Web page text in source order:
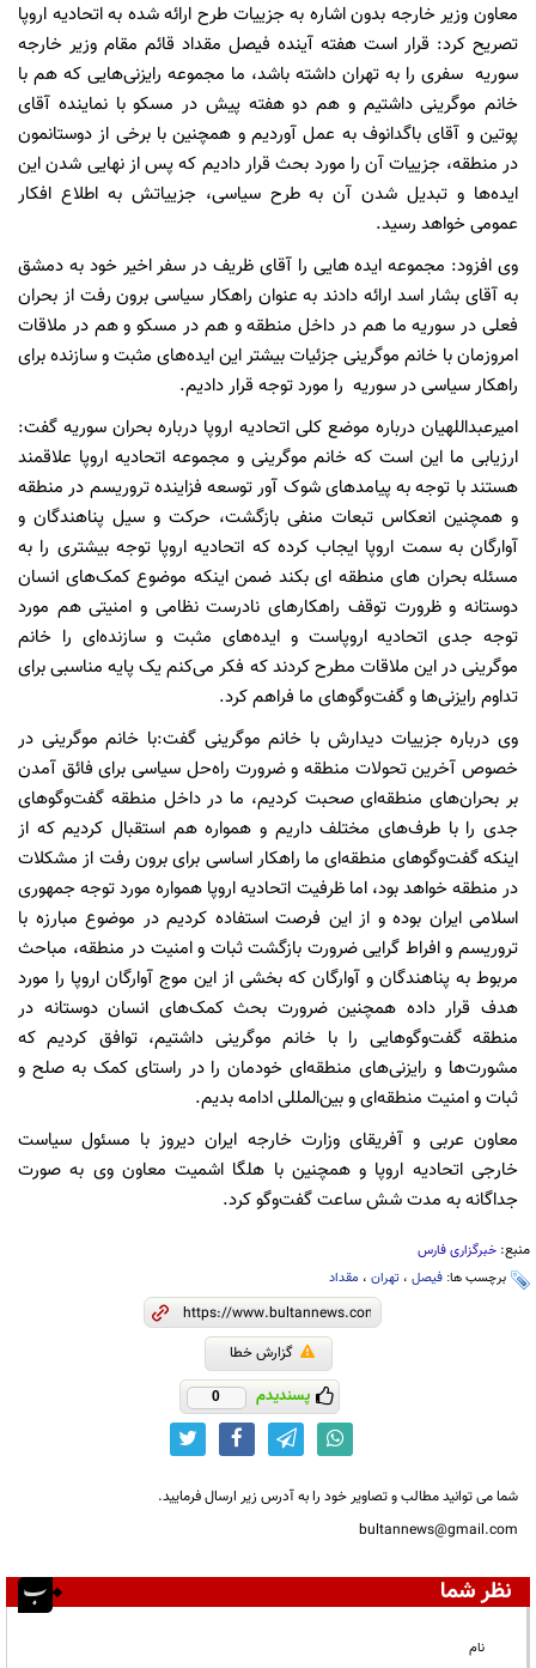
معاون وزیر خارجه بدون اشاره به جزییات طرح ارائه شده به اتحادیه اروپا
تصریح کرد: قرار است هفته آینده فیصل مقداد قائم مقام وزیر خارجه
سوریه سفری را به تهران داشته باشد، ما مجموعه رایزنی‌هایی که هم با
خانم موگرینی داشتیم و هم دو هفته پیش در مسکو با نماینده آقای
پوتین و آقای باگدانوف به عمل آوردیم و همچنین با برخی از دوستانمون
در منطقه، جزییات آن را مورد بحث قرار دادیم که پس از نهایی شدن این
ایده‌ها و تبدیل شدن آن به طرح سیاسی، جزییاتش به اطلاع افکار
عمومی خواهد رسید.
وی افزود: مجموعه ایده هایی را آقای ظریف در سفر اخیر خود به دمشق
به آقای بشار اسد ارائه دادند به عنوان راهکار سیاسی برون رفت از بحران
فعلی در سوریه ما هم در داخل منطقه و هم در مسکو و هم در ملاقات
امروزمان با خانم موگرینی جزئیات بیشتر این ایده‌های مثبت و سازنده برای
راهکار سیاسی در سوریه را مورد توجه قرار دادیم.
امیرعبداللهیان درباره موضع کلی اتحادیه اروپا درباره بحران سوریه گفت:
ارزیابی ما این است که خانم موگرینی و مجموعه اتحادیه اروپا علاقمند
هستند با توجه به پیامدهای شوک آور توسعه فزاینده تروریسم در منطقه
و همچنین انعکاس تبعات منفی بازگشت، حرکت و سیل پناهندگان و
آوارگان به سمت اروپا ایجاب کرده که اتحادیه اروپا توجه بیشتری را به
مسئله بحران های منطقه ای بکند ضمن اینکه موضوع کمک‌های انسان
دوستانه و ظرورت توقف راهکارهای نادرست نظامی و امنیتی هم مورد
توجه جدی اتحادیه اروپاست و اید‌ه‌های مثبت و سازنده‌ای را خانم
موگرینی در این ملاقات مطرح کردند که فکر می‌کنم یک پایه مناسبی برای
تداوم رایزنی‌ها و گفت‌وگوهای ما فراهم کرد.
وی درباره جزییات دیدارش با خانم موگرینی گفت:با خانم موگرینی در
خصوص آخرین تحولات منطقه و ضرورت راه‌حل سیاسی برای فائق آمدن
بر بحران‌های منطقه‌ای صحبت کردیم، ما در داخل منطقه گفت‌وگوهای
جدی را با طرف‌های مختلف داریم و همواره هم استقبال کردیم که از
اینکه گفت‌وگوهای منطقه‌ای ما راهکار اساسی برای برون رفت از مشکلات
در منطقه خواهد بود، اما ظرفیت اتحادیه اروپا همواره مورد توجه جمهوری
اسلامی ایران بوده و از این فرصت استفاده کردیم در موضوع مبارزه با
تروریسم و افراط گرایی ضرورت بازگشت ثبات و امنیت در منطقه، مباحث
مربوط به پناهندگان و آوارگان که بخشی از این موج آوارگان اروپا را مورد
هدف قرار داده همچنین ضرورت بحث کمک‌های انسان دوستانه در
منطقه گفت‌وگوهایی را با خانم موگرینی داشتیم، توافق کردیم که
مشورت‌ها و رایزنی‌های منطقه‌ای خودمان را در راستای کمک به صلح و
ثبات و امنیت منطقه‌ای و بین‌المللی ادامه بدیم.
معاون عربی و آفریقای وزارت خارجه ایران دیروز با مسئول سیاست
خارجی اتحادیه اروپا و همچنین با هلگا اشمیت معاون وی به صورت
جداگانه به مدت شش ساعت گفت‌وگو کرد.
منبع: خبرگزاری فارس
برچسب ها: فیصل ، تهران ، مقداد
گزارش خطا
پسندیدم 0
شما می توانید مطالب و تصاویر خود را به آدرس زیر ارسال فرمایید.
bultannews@gmail.com
نظر شما
نام